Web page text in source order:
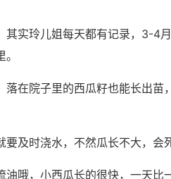
其实玲儿姐每天都有记录，3-4
在院子里的西瓜籽也能长出
及时浇水，不然瓜长不大，会
哦，小西瓜长的很快，一天比